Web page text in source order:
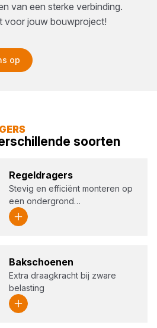
van een sterke verbinding.
voor jouw bouwproject!
op
soorten
Regel­dra­gers
Stevig en efficiënt monteren op
een ondergrond…
Bak­schoe­nen
Extra draagkracht bij zware
belasting